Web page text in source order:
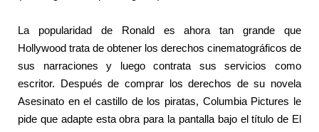
La popularidad de Ronald es ahora tan grande que
Hollywood trata de obtener los derechos cinematográficos de
sus narraciones y luego contrata sus servicios como
escritor. Después de comprar los derechos de su novela
Asesinato en el castillo de los piratas, Columbia Pictures le
pide que adapte esta obra para la pantalla bajo el título de El